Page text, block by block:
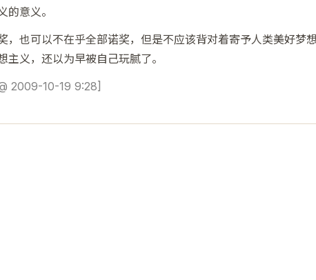
意义。
，也可以不在乎全部诺奖，但是不应该背对着寄予人类美好梦
义，还以为早被自己玩腻了。
2009-10-19 9:28]